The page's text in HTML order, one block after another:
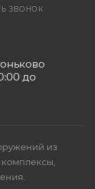
ЗВОНОК
до
из